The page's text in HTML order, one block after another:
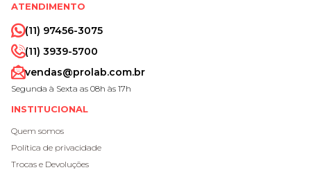
ATENDIMENTO
(11) 97456-3075
(11) 3939-5700
vendas@prolab.com.br
Segunda à Sexta as 08h às 17h
INSTITUCIONAL
Quem somos
Política de privacidade
Trocas e Devoluções